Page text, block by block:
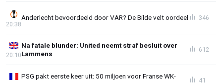
Anderlecht bevoordeeld door VAR? De Bilde velt oordeel
20:38
346
Na fatale blunder: United neemt straf besluit over
Lammens
20:10
612
PSG pakt eerste keer uit: 50 miljoen voor Franse WK-
41